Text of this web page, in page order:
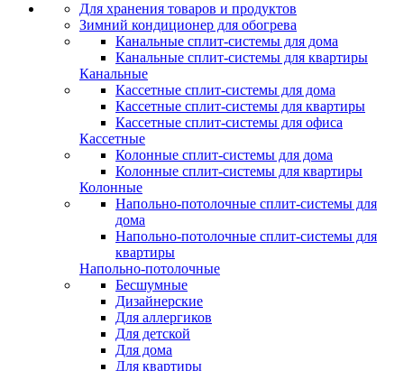
Для хранения товаров и продуктов
Зимний кондиционер для обогрева
Канальные сплит-системы для дома
Канальные сплит-системы для квартиры
Канальные
Кассетные сплит-системы для дома
Кассетные сплит-системы для квартиры
Кассетные сплит-системы для офиса
Кассетные
Колонные сплит-системы для дома
Колонные сплит-системы для квартиры
Колонные
Напольно-потолочные сплит-системы для
дома
Напольно-потолочные сплит-системы для
квартиры
Напольно-потолочные
Бесшумные
Дизайнерские
Для аллергиков
Для детской
Для дома
Для квартиры